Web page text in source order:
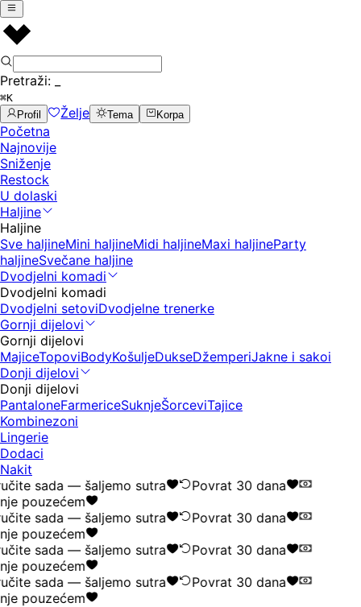
Pretraži:
⌘K
Profil
Želje Tema Korpa
Početna
Najnovije
Sniženje
Restock
U dolaski
Haljine
Haljine
Sve haljineMini haljineMidi haljineMaxi haljineParty
haljineSvečane haljine
Dvodjelni komadi
Dvodjelni komadi
Dvodjelni setoviDvodjelne trenerke
Gornji dijelovi
Gornji dijelovi
MajiceTopoviBodyKošuljeDukseDžemperiJakne i sakoi
Donji dijelovi
Donji dijelovi
PantaloneFarmericeSuknjeŠorceviTajice
Kombinezoni
Lingerie
Dodaci
Nakit
sada — šaljemo sutra
Povrat 30 dana
pouzećem
sada — šaljemo sutra
Povrat 30 dana
pouzećem
sada — šaljemo sutra
Povrat 30 dana
pouzećem
sada — šaljemo sutra
Povrat 30 dana
pouzećem